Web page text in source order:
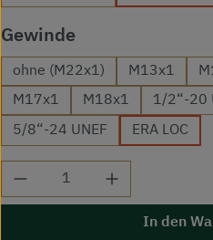
Gewindeauswählen
ohne (M22x1) M13x1
M17x1
M18x1 1/2“-20
5/8“-24 UNEF ERA LOC
Produkt Anzahl: Gib
In den